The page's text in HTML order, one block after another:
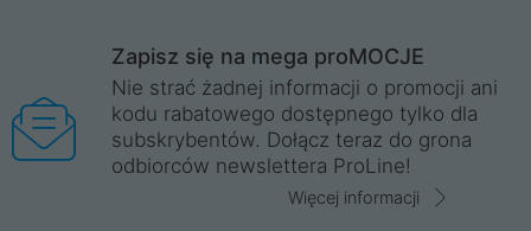
Wrocław, Poznań, Legnica, Katowice, Gliwice, Kalisz, Bytom,
Trzebnica, Opole. Szybka i profesjonalna obsługa!
ProLine to polska firma ze 100% polskim kapitałem. Działamy
legalnie i płacimy podatki w naszym kraju! Posiadamy siedzibę
główną w Mirkowie oraz salony na terenie kraju. Cała
komunikacja ze sklepem komputerowym ProLine jest
Zapisz się na mega proMOCJE
Nie strać żadnej informacji o promocji ani
kodu rabatowego dostępnego tylko dla
subskrybentów. Dołącz teraz do grona
odbiorców newslettera ProLine!
Więcej informacji